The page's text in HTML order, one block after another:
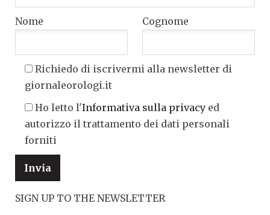
Nome Cognome
Richiedo di iscrivermi alla newsletter di
giornaleorologi.it
Ho letto l'Informativa sulla privacy ed
autorizzo il trattamento dei dati personali
forniti
SIGN UP TO THE NEWSLETTER